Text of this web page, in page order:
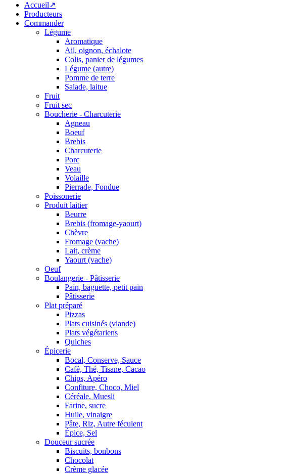
Accueil↗
Producteurs
Commander
Légume
Aromatique
Ail, oignon, échalote
Colis, panier de légumes
Légume (autre)
Pomme de terre
Salade, laitue
Fruit
Fruit sec
Boucherie - Charcuterie
Agneau
Boeuf
Brebis
Charcuterie
Porc
Veau
Volaille
Pierrade, Fondue
Poissonerie
Produit laitier
Beurre
Brebis (fromage-yaourt)
Chèvre
Fromage (vache)
Lait, crème
Yaourt (vache)
Oeuf
Boulangerie - Pâtisserie
Pain, baguette, petit pain
Pâtisserie
Plat préparé
Pizzas
Plats cuisinés (viande)
Plats végétariens
Quiches
Épicerie
Bocal, Conserve, Sauce
Café, Thé, Tisane, Cacao
Chips, Apéro
Confiture, Choco, Miel
Céréale, Muesli
Farine, sucre
Huile, vinaigre
Pâte, Riz, Autre féculent
Épice, Sel
Douceur sucrée
Biscuits, bonbons
Chocolat
Crème glacée